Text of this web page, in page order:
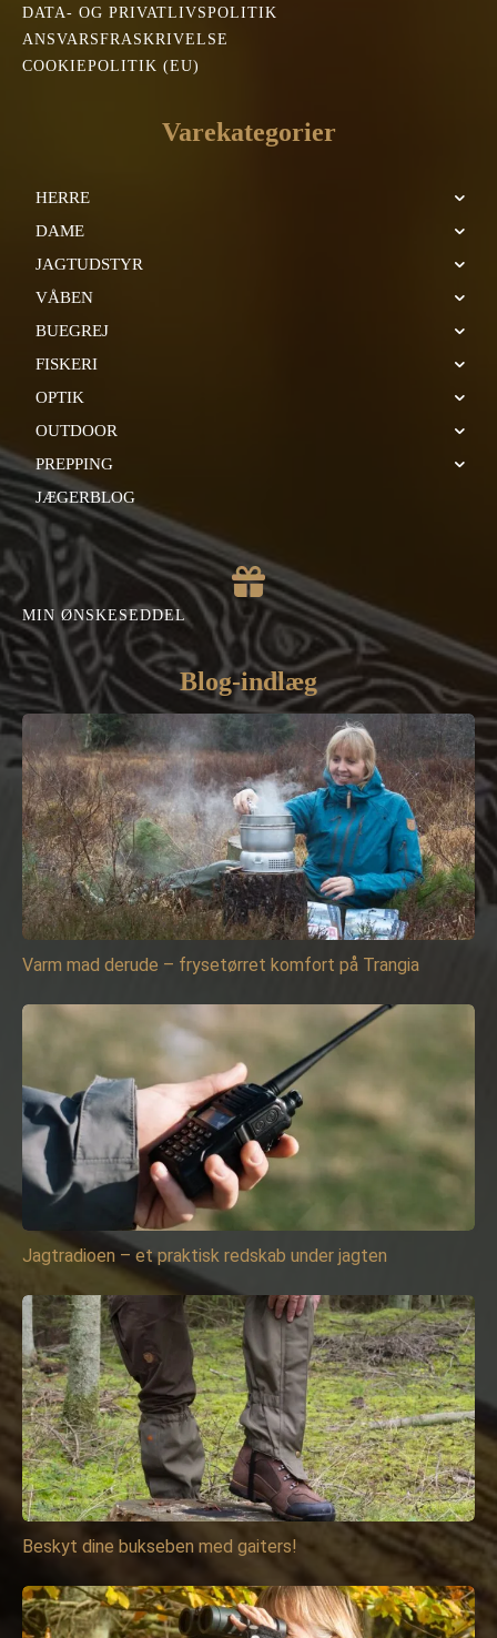
DATA- OG PRIVATLIVSPOLITIK
ANSVARSFRASKRIVELSE
COOKIEPOLITIK (EU)
Varekategorier
HERRE
DAME
JAGTUDSTYR
VÅBEN
BUEGREJ
FISKERI
OPTIK
OUTDOOR
PREPPING
JÆGERBLOG
MIN ØNSKESEDDEL
Blog-indlæg
Varm mad derude – frysetørret komfort på Trangia
Jagtradioen – et praktisk redskab under jagten
Beskyt dine bukseben med gaiters!